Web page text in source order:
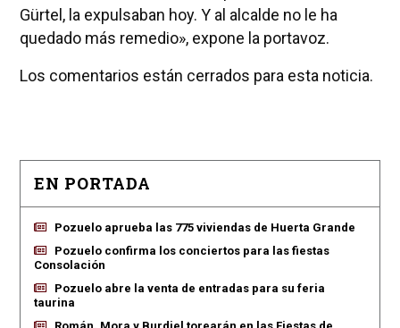
Gürtel, la expulsaban hoy. Y al alcalde no le ha
quedado más remedio», expone la portavoz.
Los comentarios están cerrados para esta noticia.
EN PORTADA
Pozuelo aprueba las 775 viviendas de Huerta Grande
Pozuelo confirma los conciertos para las fiestas
Consolación
Pozuelo abre la venta de entradas para su feria
taurina